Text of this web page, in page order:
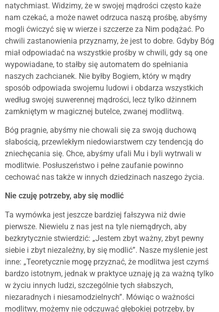
natychmiast. Widzimy, że w swojej mądrości często każe
nam czekać, a może nawet odrzuca naszą prośbę, abyśmy
mogli ćwiczyć się w wierze i szczerze za Nim podążać. Po
chwili zastanowienia przyznamy, że jest to dobre. Gdyby Bóg
miał odpowiadać na wszystkie prośby w chwili, gdy są one
wypowiadane, to stałby się automatem do spełniania
naszych zachcianek. Nie byłby Bogiem, który w mądry
sposób odpowiada swojemu ludowi i obdarza wszystkich
według swojej suwerennej mądrości, lecz tylko dżinnem
zamkniętym w magicznej butelce, zwanej modlitwą.
Bóg pragnie, abyśmy nie chowali się za swoją duchową
słabością, przewlekłym niedowiarstwem czy tendencją do
zniechęcania się. Chce, abyśmy ufali Mu i byli wytrwali w
modlitwie. Posłuszeństwo i pełne zaufanie powinno
cechować nas także w innych dziedzinach naszego życia.
Nie czuję potrzeby, aby się modlić
Ta wymówka jest jeszcze bardziej fałszywa niż dwie
pierwsze. Niewielu z nas jest na tyle niemądrych, aby
bezkrytycznie stwierdzić: „Jestem zbyt ważny, zbyt pewny
siebie i zbyt niezależny, by się modlić”. Nasze myślenie jest
inne: „Teoretycznie mogę przyznać, że modlitwa jest czymś
bardzo istotnym, jednak w praktyce uznaję ją za ważną tylko
w życiu innych ludzi, szczególnie tych słabszych,
niezaradnych i niesamodzielnych”. Mówiąc o ważności
modlitwy, możemy nie odczuwać głębokiej potrzeby, by